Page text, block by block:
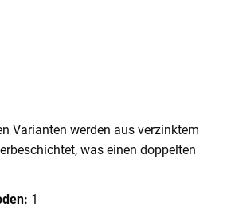
Varianten werden aus verzinktem
was einen doppelten
1